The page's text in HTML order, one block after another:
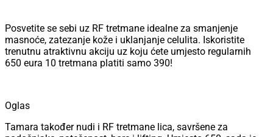
Posvetite se sebi uz RF tretmane idealne za smanjenje
masnoće, zatezanje kože i uklanjanje celulita. Iskoristite
trenutnu atraktivnu akciju uz koju ćete umjesto regularnih
650 eura 10 tretmana platiti samo 390!
Oglas
Tamara također nudi i RF tretmane lica, savršene za